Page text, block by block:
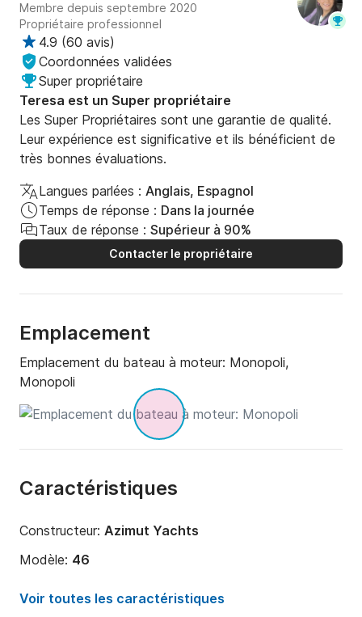
Membre depuis septembre 2020
Propriétaire professionnel
4.9 (60 avis)
Coordonnées validées
Super propriétaire
Teresa est un Super propriétaire
Les Super Propriétaires sont une garantie de qualité.
Leur expérience est significative et ils bénéficient de
très bonnes évaluations.
Langues parlées : Anglais, Espagnol
Temps de réponse : Dans la journée
Taux de réponse : Supérieur à 90%
Contacter le propriétaire
Emplacement
Emplacement du bateau à moteur: Monopoli,
Monopoli
Caractéristiques
Constructeur: Azimut Yachts
Modèle: 46
Puissance moteur:
1000cv
Voir toutes les caractéristiques